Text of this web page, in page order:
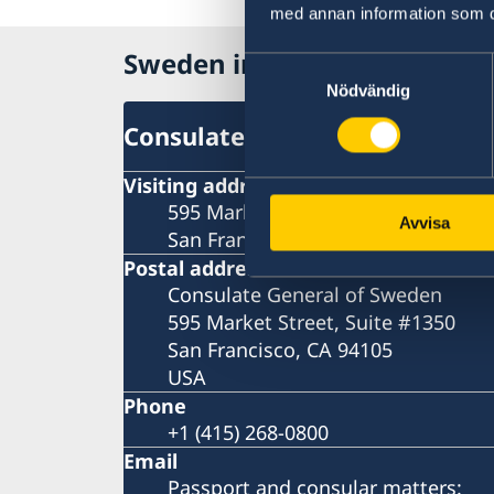
med annan information som
Samtyckesval
Nödvändig
Avvisa
Sweden in USA, San
Consulate General
Visiting address
595 Market Street
San Francisco
Postal address
Consulate General of Sweden
595 Market Street, Suite #1350
San Francisco, CA 94105
USA
Phone
+1 (415) 268-0800
Email
Passport and consular matters: